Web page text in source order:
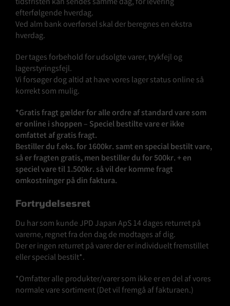
efterfølgende hverdag.
Ved alm bank overførsel skal der beregnes en ekstra
hverdag.
Der tages forbehold for udsolgte varer, trykfejl og
lagerstyringsfejl.
Vi forsøger dog altid at have vores lager status online så
korrekt som mulig.
*Gratis fragt gælder for alle ordre af standard vare som
er online i shoppen – Speciel bestilte vare er ikke
omfattet af gratis fragt.
Bestiller du f.eks. for 1600kr. samt en special bestilt vare,
så er fragten gratis, men bestiller du for 500kr. + en
speciel vare til 1.500kr. så vil der komme fragt
omkostninger på din faktura.
Fortrydelsesret
Du har som kunde JPD Japan ApS 14 dages returret på
varerne, regnet fra den dag de modtages af dig.
Der er ingen returret på varer der er individuelt fremstillet
eller special bestilt*.
*Omfatter alle produkter/varer som ikke er en del af vores
normale vare sortiment (Det vil fremgå af fakturaen.)